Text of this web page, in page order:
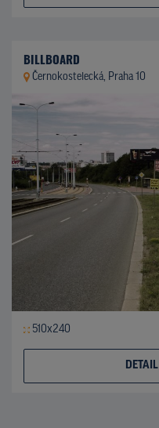
BILLBOARD
Černokostelecká, Praha 10
510x240
DETAIL